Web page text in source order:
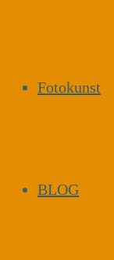
Fotokunst
BLOG